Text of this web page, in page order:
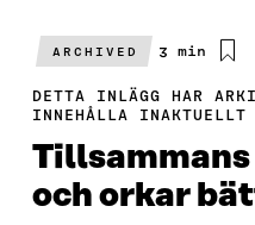
ARCHIVED
Beräknad
3 min
DETTA INLÄGG HAR
INNEHÅLLA INAKTUELLT
och orkar